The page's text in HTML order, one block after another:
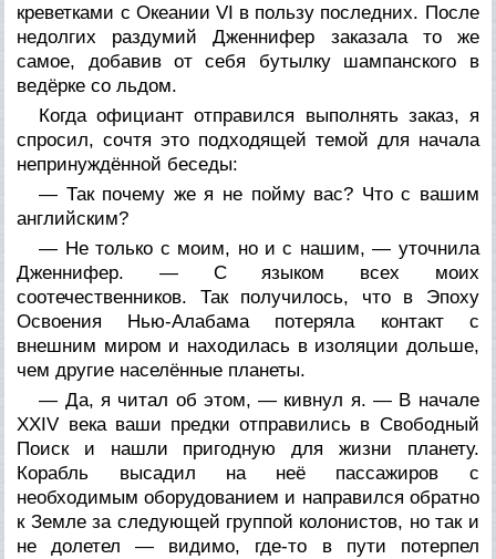
креветками с Океании VI в пользу последних. После
недолгих раздумий Дженнифер заказала то же
самое, добавив от себя бутылку шампанского в
ведёрке со льдом.
Когда официант отправился выполнять заказ, я
спросил, сочтя это подходящей темой для начала
непринуждённой беседы:
— Так почему же я не пойму вас? Что с вашим
английским?
— Не только с моим, но и с нашим, — уточнила
Дженнифер. — С языком всех моих
соотечественников. Так получилось, что в Эпоху
Освоения Нью-Алабама потеряла контакт с
внешним миром и находилась в изоляции дольше,
чем другие населённые планеты.
— Да, я читал об этом, — кивнул я. — В начале
XXIV века ваши предки отправились в Свободный
Поиск и нашли пригодную для жизни планету.
Корабль высадил на неё пассажиров с
необходимым оборудованием и направился обратно
к Земле за следующей группой колонистов, но так и
не долетел — видимо, где-то в пути потерпел